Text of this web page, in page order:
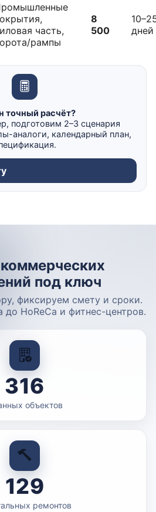
часть,
рампы
8
500
дней
точный расчёт?
подготовим 2–3 сценария
аналоги, календарный план,
под ключ
фиксируем смету и сроки.
HoReCa и фитнес-центров.
316
объектов
129
ремонтов